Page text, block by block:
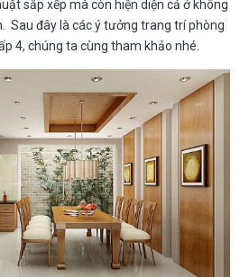
sắp xếp mà còn hiện diện cả ở không
Sau đây là các ý tưởng trang trí phòng
4, chúng ta cùng tham khảo nhé.